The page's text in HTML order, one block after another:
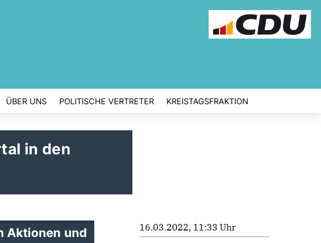
ÜBER UNS POLITISCHE VERTRETER KREISTAGSFRAKTION
in den
Aktionen und
16.03.2022, 11:33 Uhr